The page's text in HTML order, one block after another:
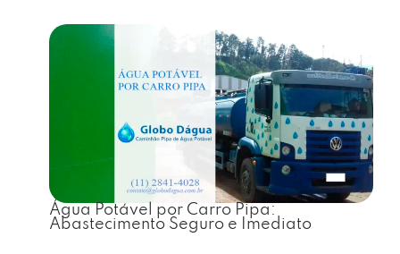
Água Potável por Carro Pipa:
Abastecimento Seguro e Imediato